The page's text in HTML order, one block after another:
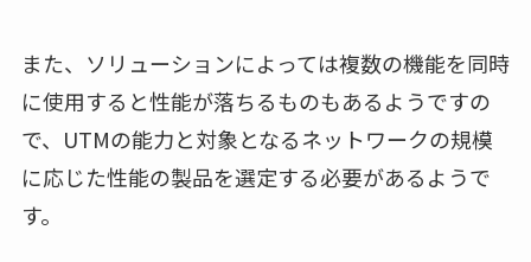
また、ソリューションによっては複数の機能を同時
に使用すると性能が落ちるものもあるようですの
で、UTMの能力と対象となるネットワークの規模
に応じた性能の製品を選定する必要があるようで
す。